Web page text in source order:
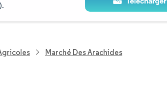
Marché Des Arachides